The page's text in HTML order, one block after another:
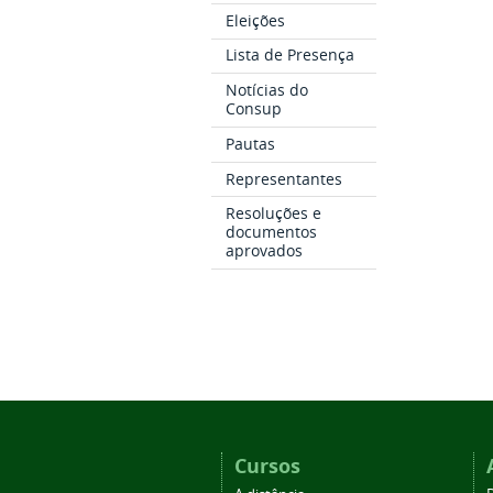
Eleições
Lista de Presença
Notícias do
Consup
Pautas
Representantes
Resoluções e
documentos
aprovados
Cursos